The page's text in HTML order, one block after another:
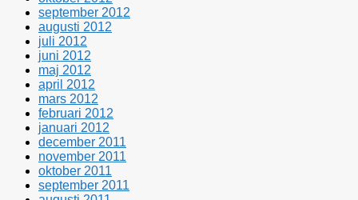
september 2012
augusti 2012
juli 2012
juni 2012
maj 2012
april 2012
mars 2012
februari 2012
januari 2012
december 2011
november 2011
oktober 2011
september 2011